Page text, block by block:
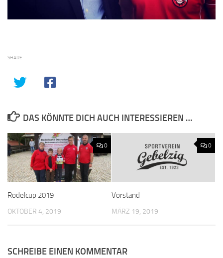
SHARE
DAS KÖNNTE DICH AUCH INTERESSIEREN …
0
Rodelcup 2019
OKTOBER 4, 2019
0
Vorstand
MÄRZ 19, 2019
SCHREIBE EINEN KOMMENTAR